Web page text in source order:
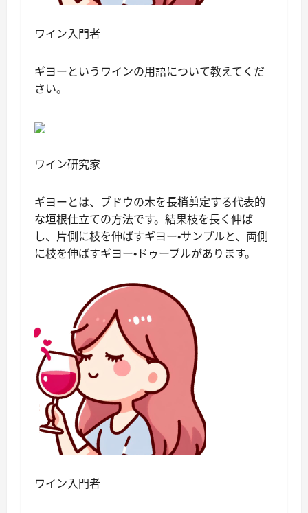
ワイン入門者
ギヨーというワインの用語について教えてくだ
さい。
ワイン研究家
ギヨーとは、ブドウの木を長梢剪定する代表的
な垣根仕立ての方法です。結果枝を長く伸ば
し、片側に枝を伸ばすギヨー・サンプルと、両側
に枝を伸ばすギヨー・ドゥーブルがあります。
ワイン入門者